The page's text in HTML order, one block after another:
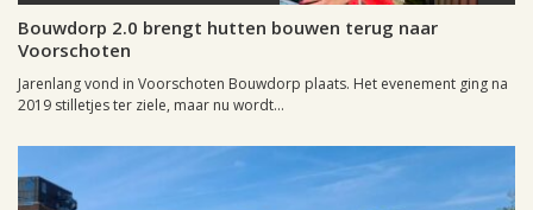
Bouwdorp 2.0 brengt hutten bouwen terug naar
Voorschoten
Jarenlang vond in Voorschoten Bouwdorp plaats. Het evenement ging na
2019 stilletjes ter ziele, maar nu wordt...